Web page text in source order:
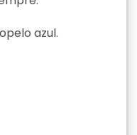
azul.